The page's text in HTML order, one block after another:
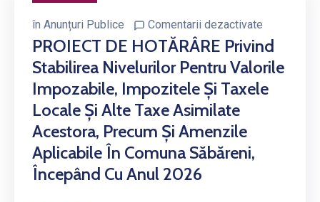
în Anunțuri Publice Comentarii dezactivate
PROIECT DE HOTĂRÂRE Privind
Stabilirea Nivelurilor Pentru Valorile
Impozabile, Impozitele Şi Taxele
Locale Şi Alte Taxe Asimilate
Acestora, Precum Şi Amenzile
Aplicabile În Comuna Săbăreni,
Începând Cu Anul 2026